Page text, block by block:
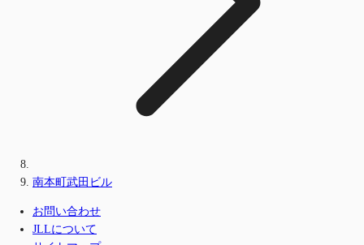
南本町武田ビル
お問い合わせ
JLLについて